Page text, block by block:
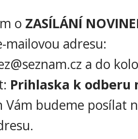
o ZASÍLÁNÍ
mailovou adresu:
a do
Prihlaska k
Vám budeme posílat